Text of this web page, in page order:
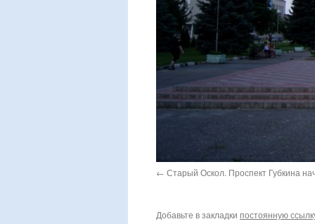
Старый Оскол. Проспект Губкина
Добавьте в закладки постоянную